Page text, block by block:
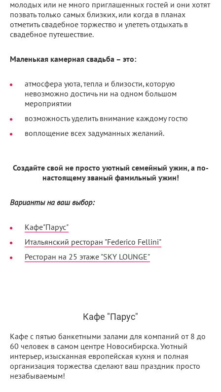
молодых или не много приглашенных гостей и они хотят
позвать только самых близких, или когда в планах
отметить свадебное торжество и улететь отдыхать в
свадебное путешествие.
Маленькая камерная свадьба – это:
атмосфера уюта, тепла и близости, которую
невозможно достичь ни на одном большом
мероприятии
возможность уделить внимание каждому гостю
воплощение всех задуманных желаний.
Создайте свой не просто уютный семейный ужин, а по-
настоящему званый фамильный ужин!
Варианты на ваш выбор:
Кафе"Парус"
Итальянский ресторан "Federico Fellini"
Ресторан на 25 этаже "SKY LOUNGE"
Кафе "Парус"
Кафе с пятью банкетными залами для компаний от 8 до
60 человек в самом центре Новосибирска. Уютный
интерьер, изысканная европейская кухня и полная
организация торжества сделают ваш праздник просто
незабываемым!